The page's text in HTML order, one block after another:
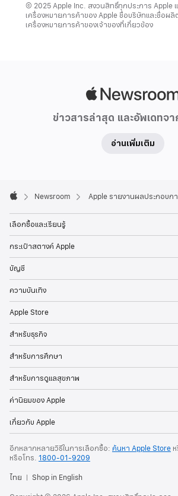
© 2025 Apple Inc. สงวนสิทธิ์ทุกประการ Apple แ
เครื่องหมายการค้าของ Apple ชื่อบริษัทและชื่อ
เครื่องหมายการค้าของเจ้าของที่เกี่ยวข้อง
ข่าวสารล่าสุด และอัพเดทจ
อ่านเพิ่มเติม
Footer

Newsroom Apple รายงานผลประกอบก
เลือกซื้อและเรียนรู้
กระเป๋าสตางค์ Apple
บัญชี
ความบันเทิง
Apple Store
สำหรับธุรกิจ
สำหรับการศึกษา
สำหรับการดูแลสุขภาพ
ค่านิยมของ Apple
เกี่ยวกับ Apple
อีกหลากหลายวิธีในการเลือกซื้อ: ค้นหา Apple Store
หรือโทร. 1800-01-9209
ไทย
Shop in English